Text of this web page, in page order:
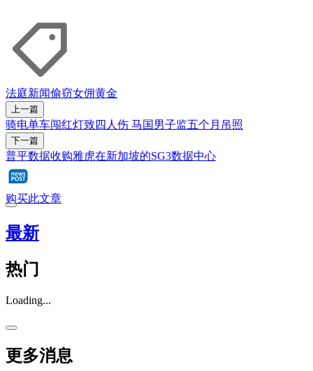
法庭新闻偷窃女佣黄金
上一篇
骑电单车闯红灯致四人伤 马国男子监五个月吊照
下一篇
普平数据收购雅虎在新加坡的SG3数据中心
购买此文章
最新
热门
Loading...
更多消息